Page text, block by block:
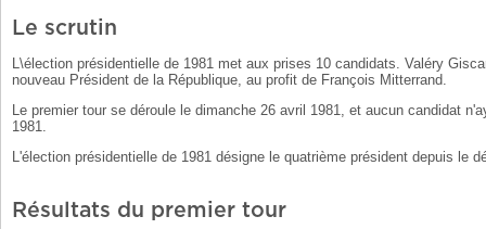
Le scrutin
L\élection présidentielle de 1981 met aux prises 10 candidats. Valéry
nouveau Président de la République, au profit de François Mitterrand.
Le premier tour se déroule le dimanche 26 avril 1981, et aucun candidat
1981.
L'élection présidentielle de 1981 désigne le quatrième président depuis le
Résultats du premier tour